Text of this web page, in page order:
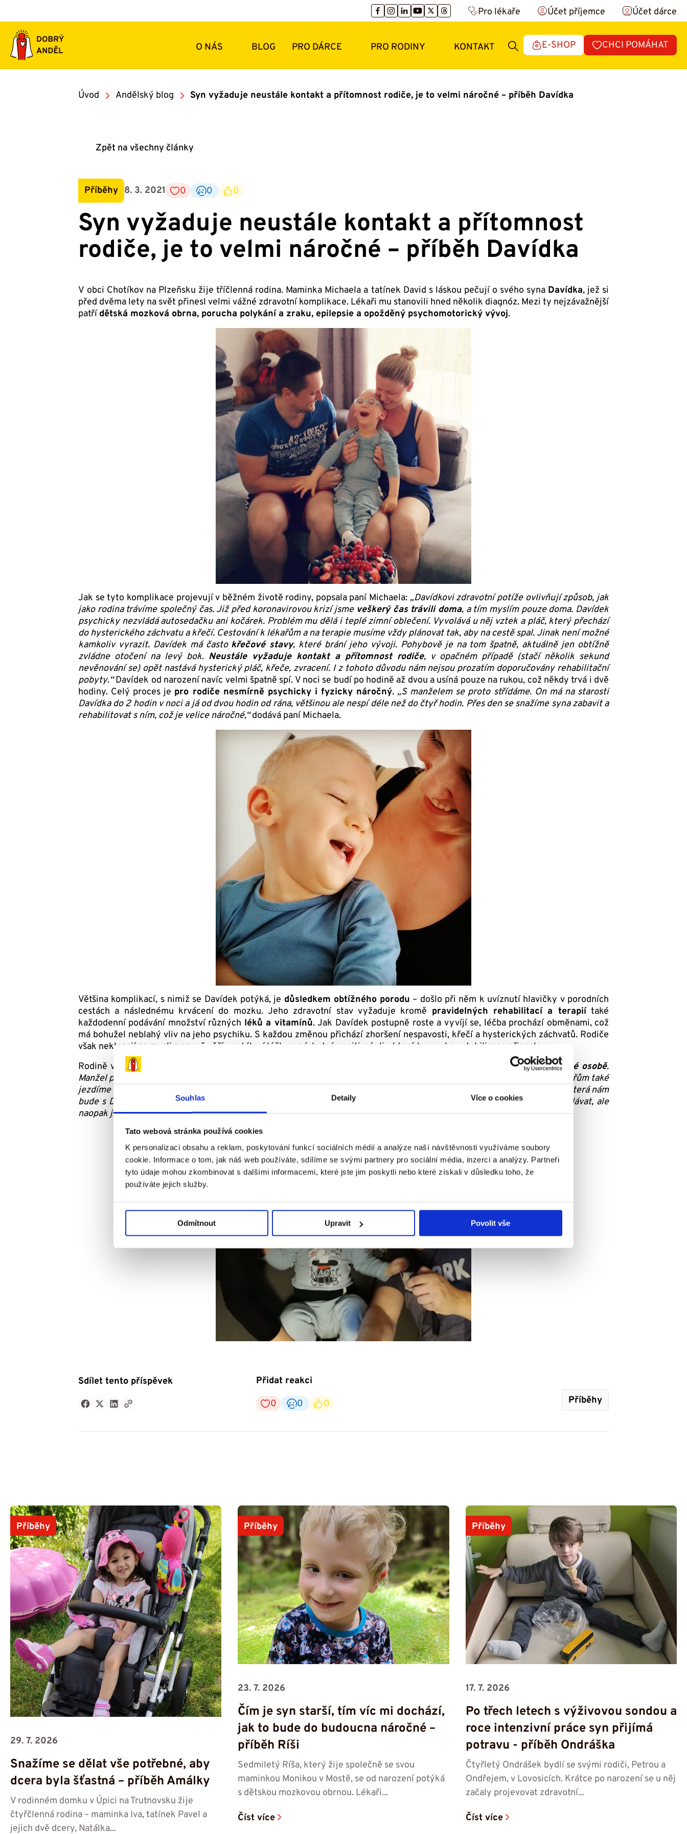
Souhlas Detaily Více o cookies
Tato webová stránka používá cookies
K personalizaci obsahu a reklam, poskytování funkcí sociálních médií a analýze naší návštěvnosti využíváme soubory
cookie. Informace o tom, jak náš web používáte, sdílíme se svými partnery pro sociální média, inzerci a analýzy. Partneři
tyto údaje mohou zkombinovat s dalšími informacemi, které jste jim poskytli nebo které získali v důsledku toho, že
používáte jejich služby.
Odmítnout Upravit Povolit vše
obsah
Pro lékaře Účet příjemce Účet dárce
O NÁS BLOG PRO DÁRCE PRO RODINY KONTAKT E-SHOP CHCI POMÁHAT
Úvod Andělský blog Syn vyžaduje neustále kontakt a přítomnost rodiče, je to velmi náročné – příběh Davídka
Zpět na všechny články
Příběhy 8. 3. 2021 0 0 0
Syn vyžaduje neustále kontakt a přítomnost
rodiče, je to velmi náročné – příběh Davídka
V obci Chotíkov na Plzeňsku žije tříčlenná rodina. Maminka Michaela a tatínek David s láskou pečují o svého syna Davídka, jež si
před dvěma lety na svět přinesl velmi vážné zdravotní komplikace. Lékaři mu stanovili hned několik diagnóz. Mezi ty nejzávažnější
patřídětská mozková obrna, porucha polykání a zraku, epilepsie a opožděný psychomotorický vývoj.
Jak se tyto komplikace projevují v běžném životě rodiny, popsala paní Michaela: „Davídkovi zdravotní potíže ovlivňují způsob, jak
jako rodina trávíme společný čas. Již před koronavirovou krizí jsme veškerý čas trávili doma, a tím myslím pouze doma. Davídek
psychicky nezvládá autosedačku ani kočárek. Problém mu dělá i teplé zimní oblečení. Vyvolává u něj vztek a pláč, který přechází
do hysterického záchvatu a křečí. Cestování k lékařům a na terapie musíme vždy plánovat tak, aby na cestě spal. Jinak není možné
kamkoliv vyrazit. Davídek má často křečové stavy, které brání jeho vývoji. Pohybově je na tom špatně, aktuálně jen obtížně
zvládne otočení na levý bok. Neustále vyžaduje kontakt a přítomnost rodiče, v opačném případě (stačí několik sekund
nevěnování se) opět nastává hysterický pláč, křeče, zvracení. I z tohoto důvodu nám nejsou prozatím doporučovány rehabilitační
pobyty.“Davídek od narození navíc velmi špatně spí. V noci se budí po hodině až dvou a usíná pouze na rukou, což někdy trvá i dvě
hodiny. Celý proces je pro rodiče nesmírně psychicky i fyzicky náročný. „S manželem se proto střídáme. On má na starosti
Davídka do 2 hodin v noci a já od dvou hodin od rána, většinou ale nespí déle než do čtyř hodin. Přes den se snažíme syna zabavit a
rehabilitovat s ním, což je velice náročné,“dodává paní Michaela.
Většina komplikací, s nimiž se Davídek potýká, je důsledkem obtížného porodu – došlo při něm k uvíznutí hlavičky v porodních
cestách a následnému krvácení do mozku. Jeho zdravotní stav vyžaduje kromě pravidelných rehabilitací a terapiítaké
každodenní podávání množství různých léků a vitamínů. Jak Davídek postupně roste a vyvíjí se, léčba prochází obměnami, což
má bohužel neblahý vliv na jeho psychiku. S každou změnou přichází zhoršení nespavosti, křečí a hysterických záchvatů. Rodiče
však neklesají na mysli a pevně věří v ustálení léčby a následný pozitivní vliv, který by s sebou stabilizace přinesla.
Rodině v nelehké situaci pomáhají také Dobří andělé.
péči o syna nelze zvládnout v jedné osobě.
Manžel proto omezil podnikání, pracuje jen 6 hodin denně a někdy je nutné, aby zůstal celý den doma. Na návštěvy k lékařům také
jezdíme oba dva. Příspěvky Dobrých andělů nám proto velmi pomáhají, mimo jiné například k zaplacení paní asistentky, která nám
bude s Davídkem pomáhat. Vždy jsme se snažili okolí pomáhat, bohužel situace je nyní taková, že pomoc nemůžeme dávat, ale
naopak ji potřebujeme sami. Za pomoc Dobrých andělů, jsme velice vděční,“uzavírá dojatě své vyprávění paní Michaela.
Sdílet tento příspěvek
Přidat reakci
0
0 0 Příběhy
Příběhy
29. 7. 2026
Snažíme se dělat vše potřebné, aby
dcera byla šťastná – příběh Amálky
V rodinném domku v Úpici na Trutnovsku žije
čtyřčlenná rodina – maminka Iva, tatínek Pavel a
jejich dvě dcery, Natálka...
Příběhy
23. 7. 2026
Čím je syn starší, tím víc mi dochází,
jak to bude do budoucna náročné –
příběh Ríši
Sedmiletý Ríša, který žije společně se svou
maminkou Monikou v Mostě, se od narození potýká
s dětskou mozkovou obrnou. Lékaři...
Číst více
Příběhy
17. 7. 2026
Po třech letech s výživovou sondou a
roce intenzivní práce syn přijímá
potravu -⁠⁠⁠⁠⁠⁠ příběh Ondráška
Čtyřletý Ondrášek bydlí se svými rodiči, Petrou a
Ondřejem, v Lovosicích. Krátce po narození se u něj
začaly projevovat zdravotní...
Číst více